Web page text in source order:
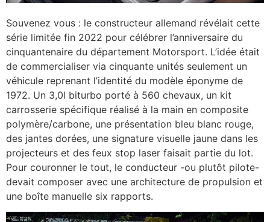
Souvenez vous : le constructeur allemand révélait cette
série limitée fin 2022 pour célébrer l’anniversaire du
cinquantenaire du département Motorsport. L’idée était
de commercialiser via cinquante unités seulement un
véhicule reprenant l’identité du modèle éponyme de
1972. Un 3,0l biturbo porté à 560 chevaux, un kit
carrosserie spécifique réalisé à la main en composite
polymère/carbone, une présentation bleu blanc rouge,
des jantes dorées, une signature visuelle jaune dans les
projecteurs et des feux stop laser faisait partie du lot.
Pour couronner le tout, le conducteur -ou plutôt pilote-
devait composer avec une architecture de propulsion et
une boîte manuelle six rapports.